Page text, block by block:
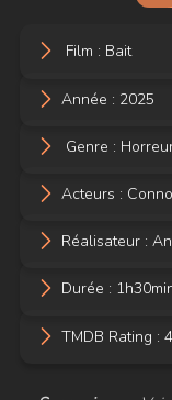
Film : Bait
Année : 2025
Genre :
Acteurs :
Réalisateur :
Durée :
TMDB Rating :